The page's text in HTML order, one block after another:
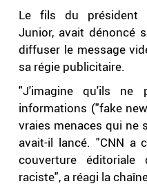
Le fils du président
Junior, avait dénoncé
diffuser le message
sa régie publicitaire.
"J'imagine qu'ils ne
informations ("fake
vraies menaces qui ne
avait-il lancé. "CNN a
couverture
raciste", a réagi la